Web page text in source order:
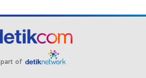
part of